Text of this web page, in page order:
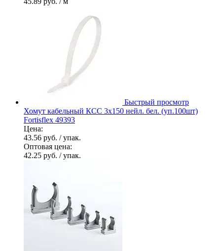
Быстрый просмотр
Хомут кабельный КСС 3х150 нейл. бел. (уп.100шт)
Fortisflex 49393
Цена:
43.56 руб. / упак.
Оптовая цена:
42.25 руб. / упак.